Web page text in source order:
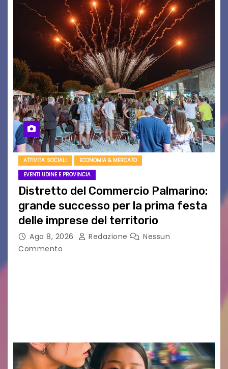
ATTIVITA' SOCIALI
ECONOMIA & MERCATO
EVENTI UDINE E PROVINCIA
Distretto del Commercio Palmarino:
grande successo per la prima festa
delle imprese del territorio
Ago 8, 2026 Redazione
Nessun
Commento